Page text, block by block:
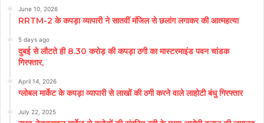
June 10, 2026
RRTM-2 के कपड़ा व्यापारी ने सातवीं मंजिल से छलांग लगाकर की आत्महत्या
5 days ago
दुबई से लौटते ही 8.30 करोड़ की कपड़ा ठगी का मास्टरमाइंड पवन चांडक
गिरफ्तार,
April 14, 2026
ग्लोबल मार्केट के कपड़ा व्यापारी से लाखों की ठगी करने वाले लाहोटी बंधु गिरफ्तार
July 22, 2025